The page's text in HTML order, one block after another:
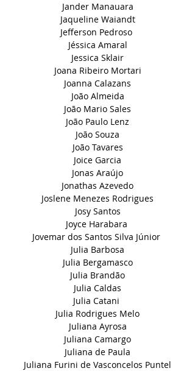
Jander Manauara
Jaqueline Waiandt
Jefferson Pedroso
Jéssica Amaral
Jessica Sklair
Joana Ribeiro Mortari
Joanna Calazans
João Almeida
João Mario Sales
João Paulo Lenz
João Souza
João Tavares
Joice Garcia
Jonas Araújo
Jonathas Azevedo
Joslene Menezes Rodrigues
Josy Santos
Joyce Harabara
Jovemar dos Santos Silva Júnior
Julia Barbosa
Julia Bergamasco
Julia Brandão
Julia Caldas
Julia Catani
Julia Rodrigues Melo
Juliana Ayrosa
Juliana Camargo
Juliana de Paula
Juliana Furini de Vasconcelos Puntel